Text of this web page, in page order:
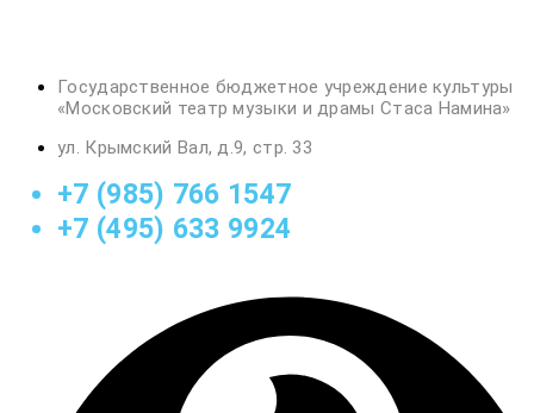
Государственное бюджетное учреждение культуры
«Московский театр музыки и драмы Стаса Намина»
ул. Крымский Вал, д.9, стр. 33
+7 (985) 766 1547
+7 (495) 633 9924